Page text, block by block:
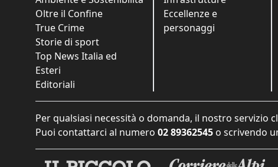
Oltre il Confine
True Crime
Storie di sport
Top News Italia ed
Esteri
Editoriali
Eccellenze e
personaggi
Per qualsiasi necessità o domanda, il nostro servizio
Puoi contattarci al numero 02 89362545 o scrivendo